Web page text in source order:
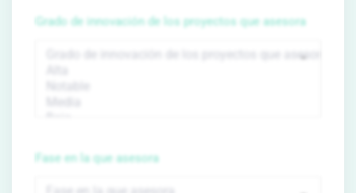
Grado de innovación de los proyectos que asesora
Fase en la que asesora